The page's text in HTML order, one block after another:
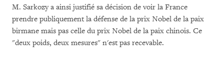
M. Sarkozy a ainsi justifié sa décision de voir la France
prendre publiquement la défense de la prix Nobel de la paix
birmane mais pas celle du prix Nobel de la paix chinois. Ce
"deux poids, deux mesures" n'est pas recevable.